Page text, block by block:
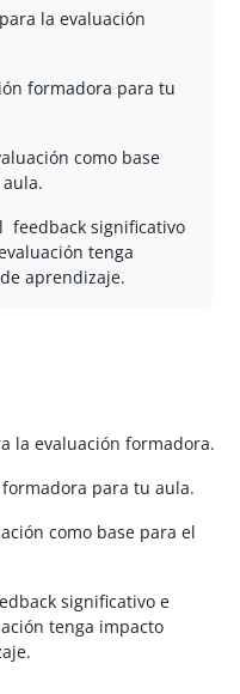
la evaluación
formadora para tu
como base
feedback significativo
tenga
aprendizaje.
la evaluación formadora.
para tu aula.
como base para el
significativo e
tenga impacto